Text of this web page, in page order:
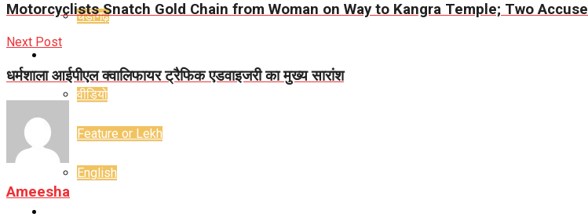
चंडीगढ़
वीडियो
Feature or Lekh
English
Motorcyclists Snatch Gold Chain from Woman on Way to Kangra Temple; Two
Next Post
धर्मशाला आईपीएल क्वालिफायर ट्रैफिक एडवाइजरी का मुख्य सारांश
Ameesha